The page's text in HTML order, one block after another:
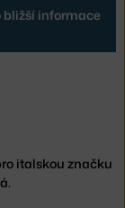
bližší informace
italskou značku